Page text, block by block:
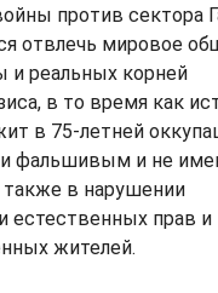
против сектора
отвлечь мировое
и реальных корней
в то время как
в 75-летней
фальшивым и не
в нарушении
естественных прав и
жителей.